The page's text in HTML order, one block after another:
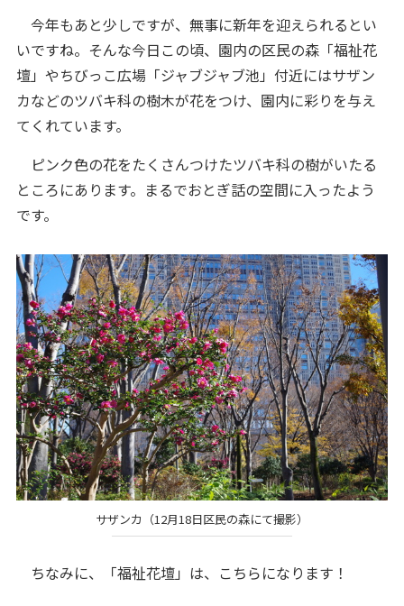
今年もあと少しですが、無事に新年を迎えられるとい
いですね。そんな今日この頃、園内の区民の森「福祉花
壇」やちびっこ広場「ジャブジャブ池」付近にはサザン
カなどのツバキ科の樹木が花をつけ、園内に彩りを与え
てくれています。
ピンク色の花をたくさんつけたツバキ科の樹がいたる
ところにあります。まるでおとぎ話の空間に入ったよう
です。
サザンカ（12月18日区民の森にて撮影）
ちなみに、「福祉花壇」は、こちらになります！